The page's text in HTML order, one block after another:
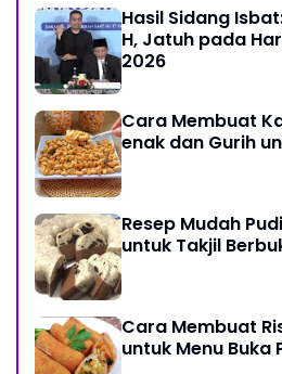
Hasil Sidang
H, Jatuh pada
2026
Cara Membuat
enak dan Gurih
Resep Mudah
untuk Takjil
Cara Membuat
untuk Menu Buka